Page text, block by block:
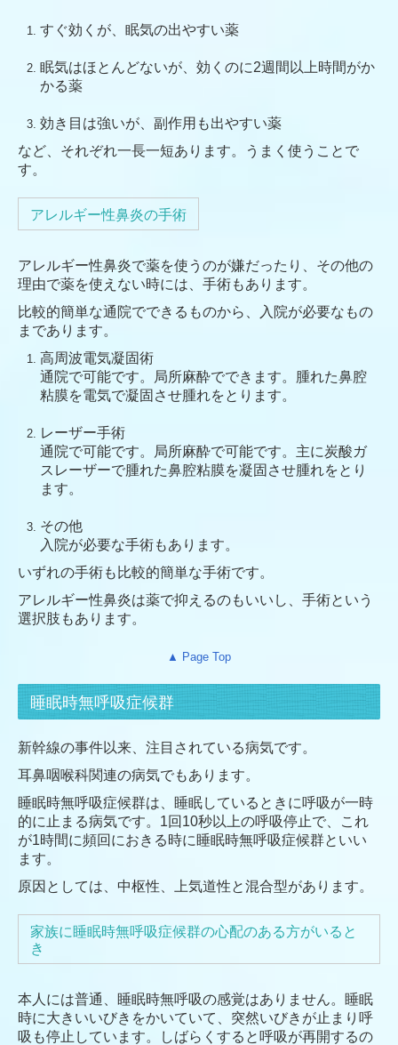
すぐ効くが、眠気の出やすい薬
眠気はほとんどないが、効くのに2週間以上時間がか
かる薬
効き目は強いが、副作用も出やすい薬
など、それぞれ一長一短あります。うまく使うことで
す。
アレルギー性鼻炎の手術
アレルギー性鼻炎で薬を使うのが嫌だったり、その他の
理由で薬を使えない時には、手術もあります。
比較的簡単な通院でできるものから、入院が必要なもの
まであります。
高周波電気凝固術
通院で可能です。局所麻酔でできます。腫れた鼻腔
粘膜を電気で凝固させ腫れをとります。
レーザー手術
通院で可能です。局所麻酔で可能です。主に炭酸ガ
スレーザーで腫れた鼻腔粘膜を凝固させ腫れをとり
ます。
その他
入院が必要な手術もあります。
いずれの手術も比較的簡単な手術です。
アレルギー性鼻炎は薬で抑えるのもいいし、手術という
選択肢もあります。
▲ Page Top
睡眠時無呼吸症候群
新幹線の事件以来、注目されている病気です。
耳鼻咽喉科関連の病気でもあります。
睡眠時無呼吸症候群は、睡眠しているときに呼吸が一時
的に止まる病気です。1回10秒以上の呼吸停止で、これ
が1時間に頻回におきる時に睡眠時無呼吸症候群といい
ます。
原因としては、中枢性、上気道性と混合型があります。
家族に睡眠時無呼吸症候群の心配のある方がいると
き
本人には普通、睡眠時無呼吸の感覚はありません。睡眠
時に大きいいびきをかいていて、突然いびきが止まり呼
吸も停止しています。しばらくすると呼吸が再開するの